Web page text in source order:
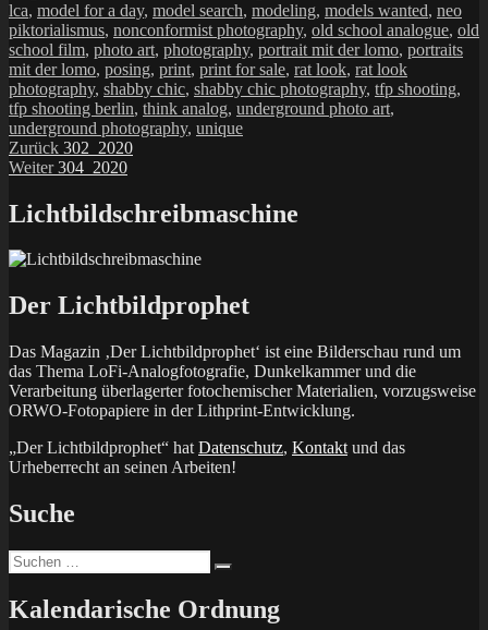
lca, model for a day, model search, modeling, models wanted, neo
piktorialismus, nonconformist photography, old school analogue, old
school film, photo art, photography, portrait mit der lomo, portraits
mit der lomo, posing, print, print for sale, rat look, rat look
photography, shabby chic, shabby chic photography, tfp shooting,
tfp shooting berlin, think analog, underground photo art,
underground photography, unique
Beitragsnavigation
Zurück Vorheriger
Beitrag:
302_2020
Weiter Nächster
304_2020
Lichtbildschreibmaschine
Der Lichtbildprophet
Das Magazin ‚Der Lichtbildprophet‘ ist eine Bilderschau rund um
das Thema LoFi-Analogfotografie, Dunkelkammer und die
Verarbeitung überlagerter fotochemischer Materialien, vorzugsweise
ORWO-Fotopapiere in der Lithprint-Entwicklung.
„Der Lichtbildprophet“ hat Datenschutz, Kontakt und das
Urheberrecht an seinen Arbeiten!
Suche
Suchen
nach:
Kalendarische Ordnung